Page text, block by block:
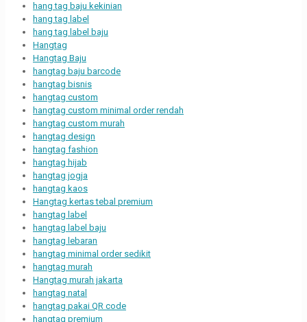
hang tag baju kekinian
hang tag label
hang tag label baju
Hangtag
Hangtag Baju
hangtag baju barcode
hangtag bisnis
hangtag custom
hangtag custom minimal order rendah
hangtag custom murah
hangtag design
hangtag fashion
hangtag hijab
hangtag jogja
hangtag kaos
Hangtag kertas tebal premium
hangtag label
hangtag label baju
hangtag lebaran
hangtag minimal order sedikit
hangtag murah
Hangtag murah jakarta
hangtag natal
hangtag pakai QR code
hangtag premium